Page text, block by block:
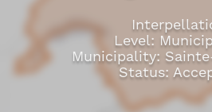
Level:
Municipality:
Status: